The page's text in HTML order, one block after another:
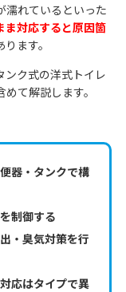
濡れているといった
ま対応すると原因箇
ります。
ンク式の洋式トイレ
て解説します。
器・タンクで構
制御する
・臭気対策を行
応はタイプで異